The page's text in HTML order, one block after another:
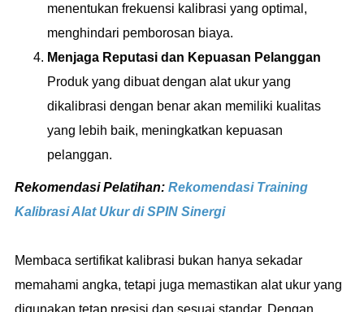
menentukan frekuensi kalibrasi yang optimal,
menghindari pemborosan biaya.
Menjaga Reputasi dan Kepuasan Pelanggan
Produk yang dibuat dengan alat ukur yang
dikalibrasi dengan benar akan memiliki kualitas
yang lebih baik, meningkatkan kepuasan
pelanggan.
Rekomendasi Pelatihan: Rekomendasi Training
Kalibrasi Alat Ukur di SPIN Sinergi
Membaca sertifikat kalibrasi bukan hanya sekadar
memahami angka, tetapi juga memastikan alat ukur yang
digunakan tetap presisi dan sesuai standar. Dengan